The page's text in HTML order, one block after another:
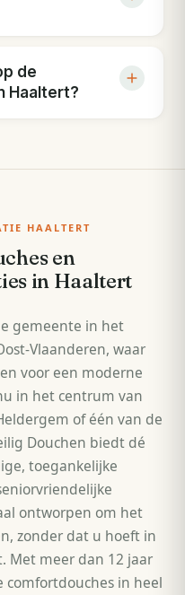
de
Haaltert?
HAALTERT
en
in Haaltert
gemeente in het
Vlaanderen, waar
voor een moderne
in het centrum van
of één van de
Douchen biedt dé
toegankelijke
ontworpen om het
zonder dat u hoeft in
Met meer dan 12 jaar
comfortdouches in heel